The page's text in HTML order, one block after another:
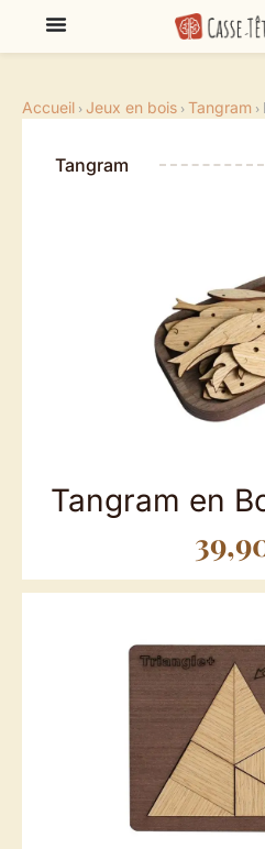
Accueil ›Jeux en bois ›Tangram ›
Tangram
Tangram en